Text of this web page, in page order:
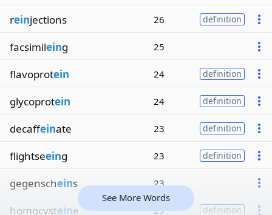
reinjections 26 definition
facsimileing 25
flavoprotein 24 definition
glycoprotein 24 definition
decaffeinate 23 definition
flightseeing 23 definition
gegenscheins 23
homocysteine 23 definition
See More Words